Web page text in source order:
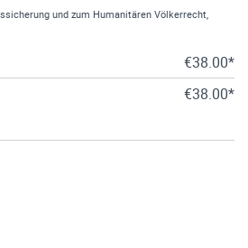
und zum Humanitären Völkerrecht,
€38.00*
€38.00*